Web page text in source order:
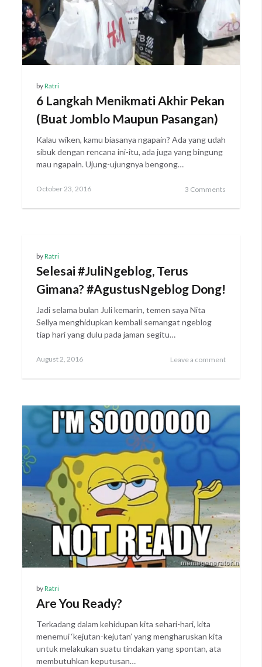
byRatri
6 Langkah Menikmati Akhir Pekan
(Buat Jomblo Maupun Pasangan)
Kalau wiken, kamu biasanya ngapain? Ada yang udah
sibuk dengan rencana ini-itu, ada juga yang bingung
mau ngapain. Ujung-ujungnya bengong…
3 Comments
Posted
October 23, 2016
byRatri
Selesai #JuliNgeblog, Terus
Gimana? #AgustusNgeblog Dong!
Jadi selama bulan Juli kemarin, temen saya Nita
Sellya menghidupkan kembali semangat ngeblog
tiap hari yang dulu pada jaman segitu…
Leave a comment
Posted
August 2, 2016
byRatri
Are You Ready?
Terkadang dalam kehidupan kita sehari-hari, kita
menemui ‘kejutan-kejutan’ yang mengharuskan kita
untuk melakukan suatu tindakan yang spontan, ata
membutuhkan keputusan…